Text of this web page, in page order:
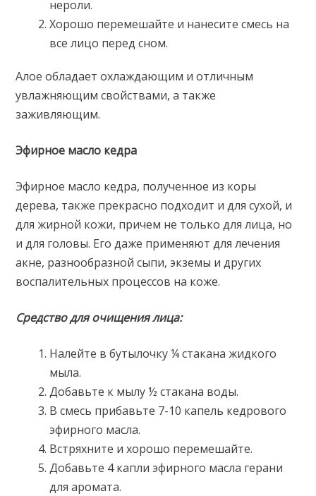
нероли.
Хорошо перемешайте и нанесите смесь на
все лицо перед сном.
Алое обладает охлаждающим и отличным
увлажняющим свойствами, а также
заживляющим.
Эфирное масло кедра
Эфирное масло кедра, полученное из коры
дерева, также прекрасно подходит и для сухой, и
для жирной кожи, причем не только для лица, но
и для головы. Его даже применяют для лечения
акне, разнообразной сыпи, экземы и других
воспалительных процессов на коже.
Средство для очищения лица:
Налейте в бутылочку ¼ стакана жидкого
мыла.
Добавьте к мылу ½ стакана воды.
В смесь прибавьте 7-10 капель кедрового
эфирного масла.
Встряхните и хорошо перемешайте.
Добавьте 4 капли эфирного масла герани
для аромата.